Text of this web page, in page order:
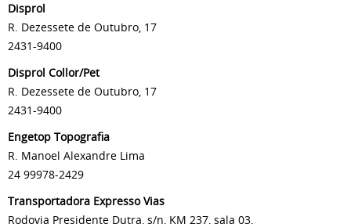
Disprol
R. Dezessete de Outubro, 17
2431-9400
Disprol Collor/Pet
R. Dezessete de Outubro, 17
2431-9400
Engetop Topografia
R. Manoel Alexandre Lima
24 99978-2429
Transportadora Expresso Vias
Rodovia Presidente Dutra, s/n, KM 237, sala 03,